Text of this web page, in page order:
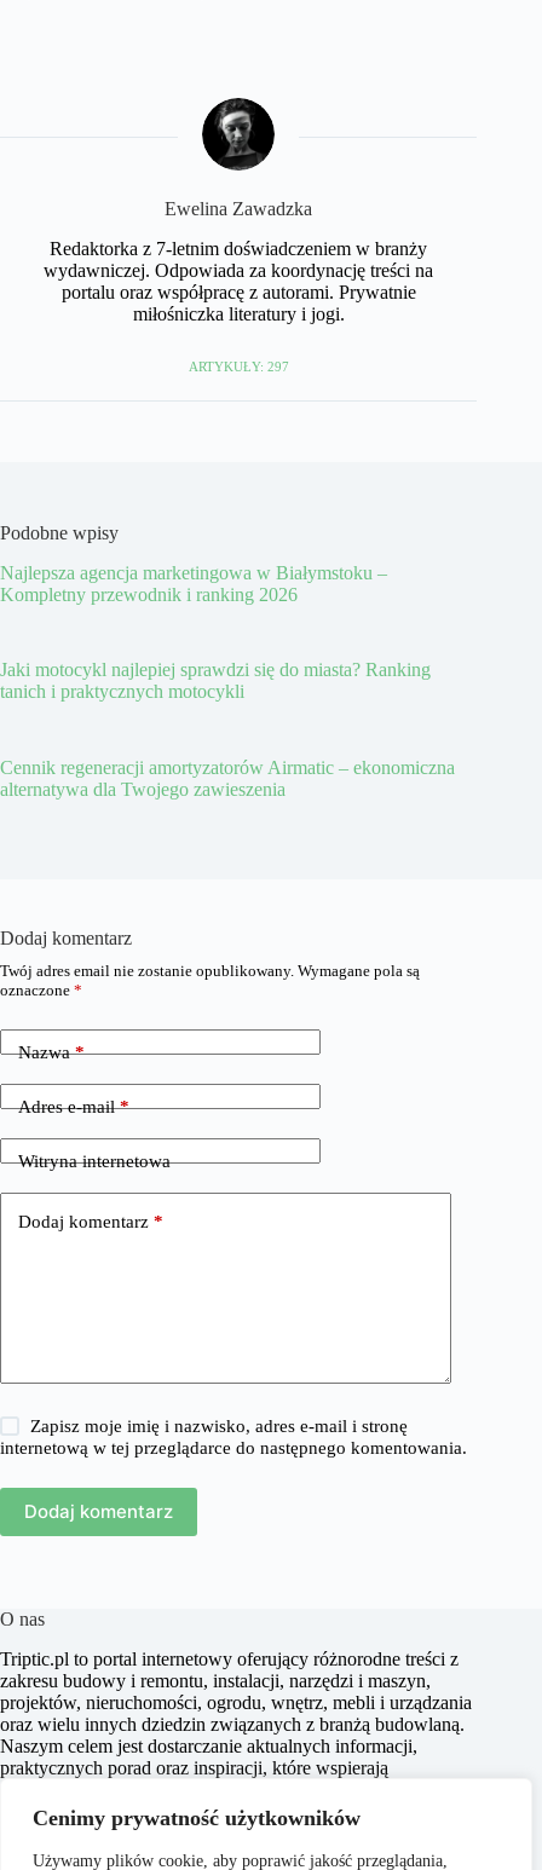
Cenimy prywatność użytkowników
Używamy plików cookie, aby poprawić jakość przeglądania,
Ewelina Zawadzka
Redaktorka z 7-letnim doświadczeniem w branży
wydawniczej. Odpowiada za koordynację treści na
portalu oraz współpracę z autorami. Prywatnie
miłośniczka literatury i jogi.
ARTYKUŁY: 297
Podobne wpisy
Najlepsza agencja marketingowa w Białymstoku –
Kompletny przewodnik i ranking 2026
Jaki motocykl najlepiej sprawdzi się do miasta? Ranking
tanich i praktycznych motocykli
Cennik regeneracji amortyzatorów Airmatic – ekonomiczna
alternatywa dla Twojego zawieszenia
Dodaj komentarz
Twój adres email nie zostanie opublikowany. Wymagane pola są
oznaczone *
Nazwa*
Adres e-mail*
Witryna internetowa
Dodaj komentarz *
Zapisz moje imię i nazwisko, adres e-mail i stronę
internetową w tej przeglądarce do następnego komentowania.
Dodaj komentarz
O nas
​Triptic.pl to portal internetowy oferujący różnorodne treści z
zakresu budowy i remontu, instalacji, narzędzi i maszyn,
projektów, nieruchomości, ogrodu, wnętrz, mebli i urządzania
oraz wielu innych dziedzin związanych z branżą budowlaną.
Naszym celem jest dostarczanie aktualnych informacji,
praktycznych porad oraz inspiracji, które wspierają
aranżacyjnych, a także w podejmowaniu świadomych decyzji
dotyczących nieruchomości i przestrzeni życiowej.